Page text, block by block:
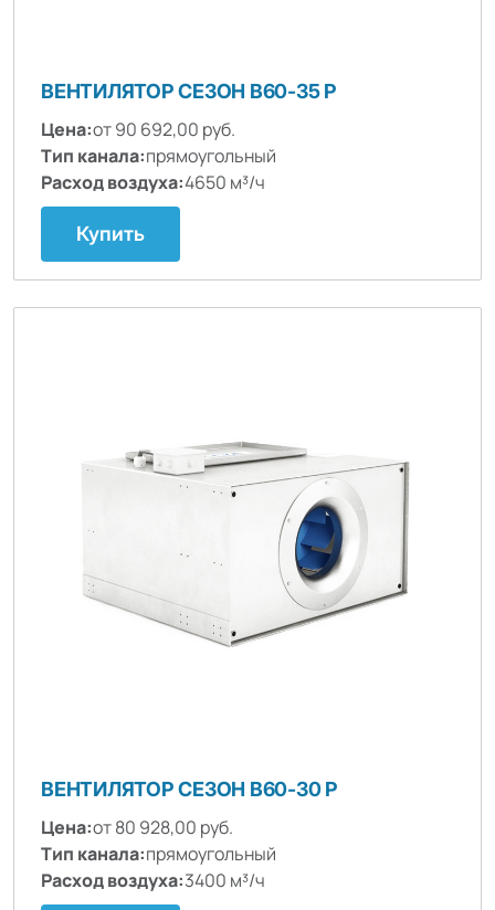
ВЕНТИЛЯТОР СЕЗОН B60-35 P
Цена:от 90 692,00 руб.
Тип канала:прямоугольный
Расход воздуха:4650 м³/ч
Купить
ВЕНТИЛЯТОР СЕЗОН B60-30 P
Цена:от 80 928,00 руб.
Тип канала:прямоугольный
Расход воздуха:3400 м³/ч